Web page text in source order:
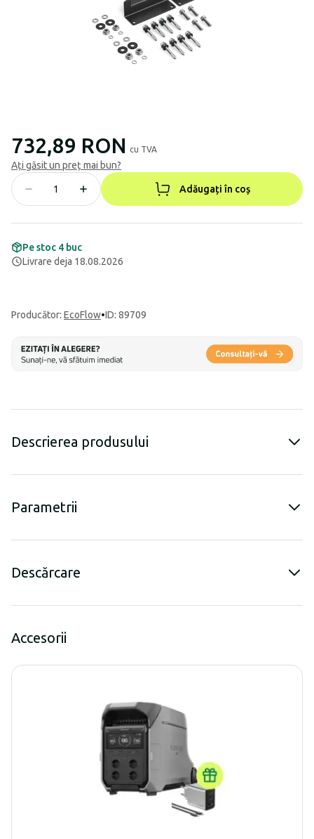
732,89 RON cu TVA
Ați găsit un preț mai bun?
Adăugați în coș
Pe stoc 4 buc
Livrare deja 18.08.2026
Producător: EcoFlow•ID: 89709
Descrierea produsului
Parametrii
Descărcare
Accesorii